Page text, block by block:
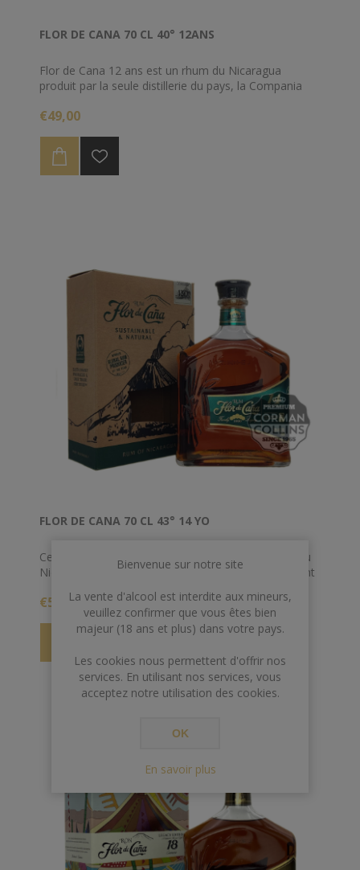
FLOR DE CANA 70 CL 40° 12ANS
Flor de Cana 12 ans est un rhum du Nicaragua
produit par la seule distillerie du pays, la Compania
nationale, ce rhum est distillé et assemblé par la
restée longtemps cantonnée à un périmètre
relativement restreint. C’est en 1959 que la distillerie
exporte pour la première fois son rhum.
€49,00
FLOR DE CANA 70 CL 43° 14 YO
Ce rhum FLOR DE CANA nous arrive directement du
Nicaragua. Avec sa palette aromatique extrêmement
Riche et gourmand avec ses notes de fruits à coques
de nougat et d'épices légères, il saura nous conquérir.
€59,00
Bienvenue sur notre site
La vente d'alcool est interdite aux mineurs,
veuillez confirmer que vous êtes bien
majeur (18 ans et plus) dans votre pays.
Les cookies nous permettent d'offrir nos
services. En utilisant nos services, vous
acceptez notre utilisation des cookies.
OK
En savoir plus